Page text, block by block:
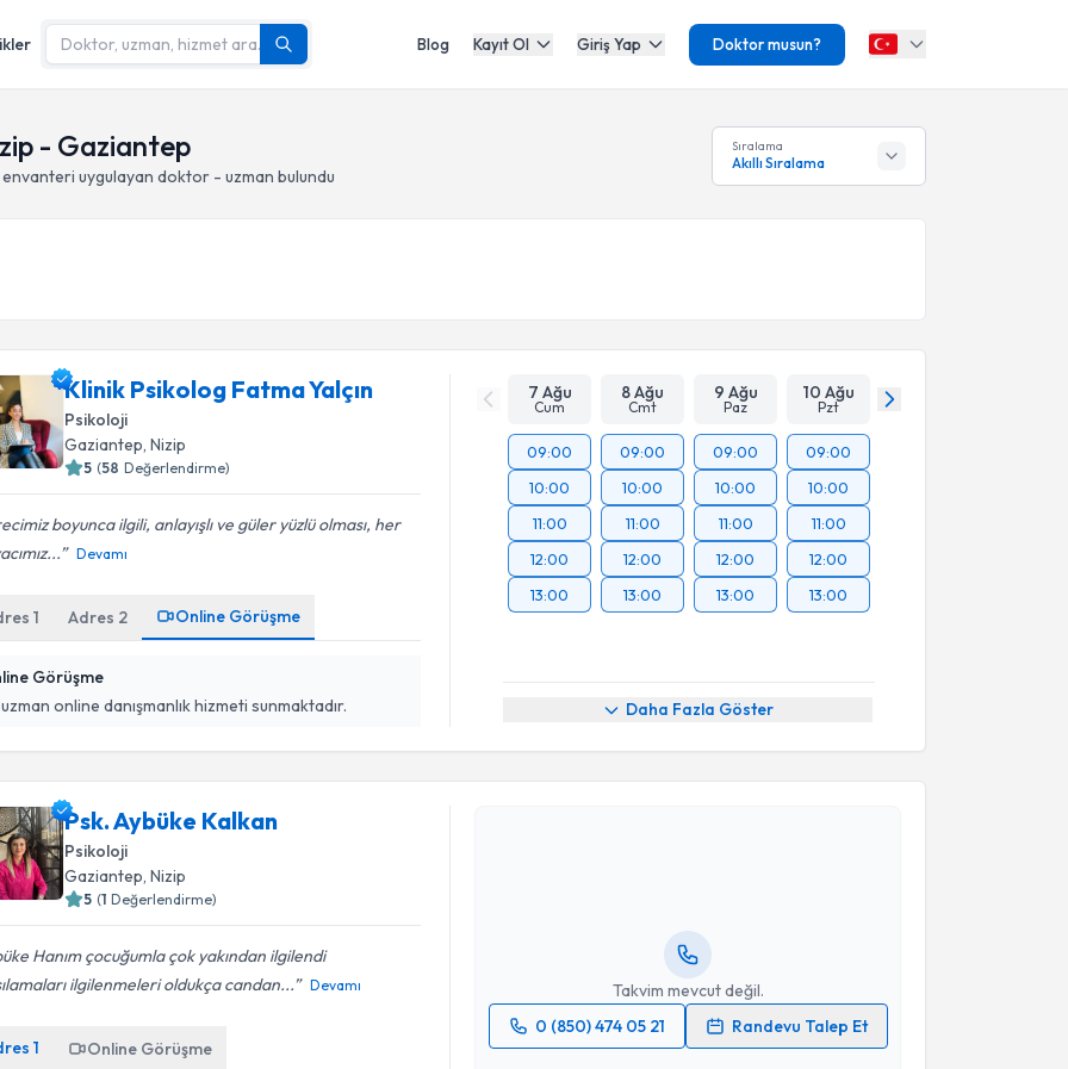
Blog Kayıt Ol Giriş Yap Doktor musun?
- Gaziantep
uygulayan doktor - uzman bulundu
Sıralama
Akıllı Sıralama
Klinik Psikolog Fatma Yalçın
Psikoloji
Gaziantep, Nizip
5 (58 Değerlendirme)
boyunca ilgili, anlayışlı ve güler yüzlü olması, her
Devamı
1 Adres 2 Online Görüşme
Görüşme
online danışmanlık hizmeti sunmaktadır.
7 Ağu
Cum
8 Ağu
Cmt
9 Ağu
Paz
10 Ağu
Pzt
09:00
10:00
11:00
12:00
13:00
09:00
10:00
11:00
12:00
13:00
09:00
10:00
11:00
12:00
13:00
09:00
10:00
11:00
12:00
13:00
Daha Fazla Göster
Psk. Aybüke Kalkan
Psikoloji
Gaziantep, Nizip
5 (1 Değerlendirme)
Hanım çocuğumla çok yakından ilgilendi
ilgilenmeleri oldukça candan...
Devamı
1 Online Görüşme
Takvim mevcut değil.
0 (850) 474 05 21
Randevu Talep Et